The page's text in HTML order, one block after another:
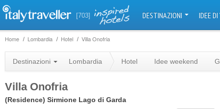
[703] DESTINAZIONI IDEE
Home Lombardia Hotel Villa Onofria
Destinazioni Lombardia Hotel Idee weekend
Villa Onofria
(Residence) Sirmione Lago di Garda